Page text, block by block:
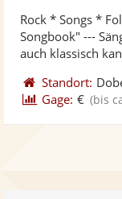
Rock * Songs *
Songbook" ---
auch klassisch
Standort:
Gage: € (bis